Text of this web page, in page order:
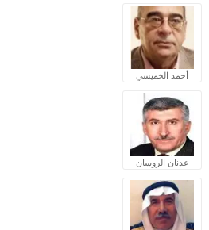
أحمد الخميسي
عدنان الروسان